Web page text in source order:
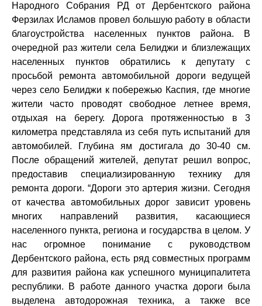
Народного Собрания РД от Дербентского района
Ферзилах Исламов провел большую работу в области
благоустройства населенных пунктов района. В
очередной раз жители села Белиджи и близлежащих
населенных пунктов обратились к депутату с
просьбой ремонта автомобильной дороги ведущей
через село Белиджи к побережью Каспия, где многие
жители часто проводят свободное летнее время,
отдыхая на берегу. Дорога протяженностью в 3
километра представляла из себя путь испытаний для
автомобилей. Глубина ям достигала до 30-40 см.
После обращений жителей, депутат решил вопрос,
предоставив специализированную технику для
ремонта дороги. “Дороги это артерия жизни. Сегодня
от качества автомобильных дорог зависит уровень
многих направлений развития, касающиеся
населенного пункта, региона и государства в целом. У
нас огромное понимание с руководством
Дербентского района, есть ряд совместных программ
для развития района как успешного муниципалитета
республики. В работе данного участка дороги была
выделена автодорожная техника, а также все